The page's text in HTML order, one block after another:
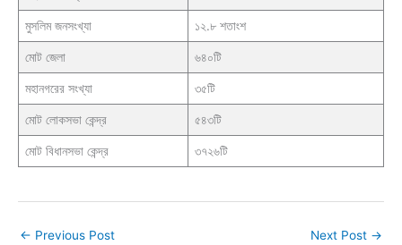
মুসলিম জনসংখ্যা ১২.৮ শতাংশ
মোট জেলা ৬৪০টি
মহানগরের সংখ্যা ৩৫টি
মোট লোকসভা কেন্দ্র ৫৪৩টি
মোট বিধানসভা কেন্দ্র ৩৭২৬টি
← Previous Post Next Post →